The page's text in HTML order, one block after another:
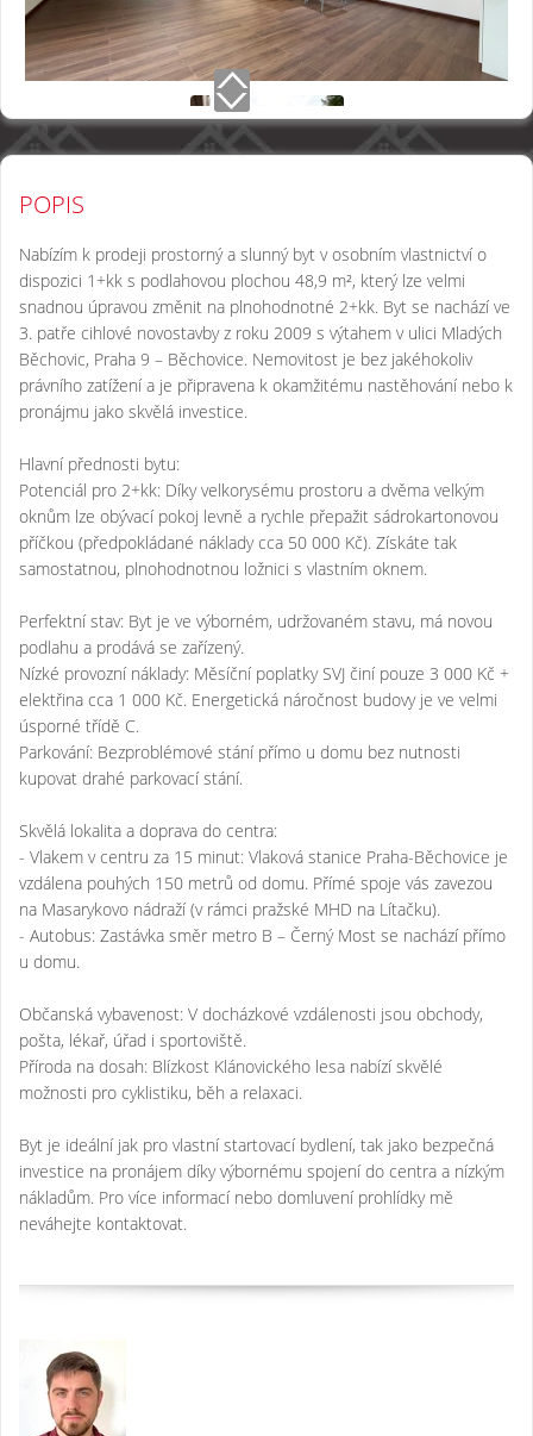
POPIS
Nabízím k prodeji prostorný a slunný byt v osobním vlastnictví o
dispozici 1+kk s podlahovou plochou 48,9 m², který lze velmi
snadnou úpravou změnit na plnohodnotné 2+kk. Byt se nachází ve
3. patře cihlové novostavby z roku 2009 s výtahem v ulici Mladých
Běchovic, Praha 9 – Běchovice. Nemovitost je bez jakéhokoliv
právního zatížení a je připravena k okamžitému nastěhování nebo k
pronájmu jako skvělá investice.
Hlavní přednosti bytu:
Potenciál pro 2+kk: Díky velkorysému prostoru a dvěma velkým
oknům lze obývací pokoj levně a rychle přepažit sádrokartonovou
příčkou (předpokládané náklady cca 50 000 Kč). Získáte tak
samostatnou, plnohodnotnou ložnici s vlastním oknem.
Perfektní stav: Byt je ve výborném, udržovaném stavu, má novou
podlahu a prodává se zařízený.
Nízké provozní náklady: Měsíční poplatky SVJ činí pouze 3 000 Kč +
elektřina cca 1 000 Kč. Energetická náročnost budovy je ve velmi
úsporné třídě C.
Parkování: Bezproblémové stání přímo u domu bez nutnosti
kupovat drahé parkovací stání.
Skvělá lokalita a doprava do centra:
- Vlakem v centru za 15 minut: Vlaková stanice Praha-Běchovice je
vzdálena pouhých 150 metrů od domu. Přímé spoje vás zavezou
na Masarykovo nádraží (v rámci pražské MHD na Lítačku).
- Autobus: Zastávka směr metro B – Černý Most se nachází přímo
u domu.
Občanská vybavenost: V docházkové vzdálenosti jsou obchody,
pošta, lékař, úřad i sportoviště.
Příroda na dosah: Blízkost Klánovického lesa nabízí skvělé
možnosti pro cyklistiku, běh a relaxaci.
Byt je ideální jak pro vlastní startovací bydlení, tak jako bezpečná
investice na pronájem díky výbornému spojení do centra a nízkým
nákladům. Pro více informací nebo domluvení prohlídky mě
neváhejte kontaktovat.